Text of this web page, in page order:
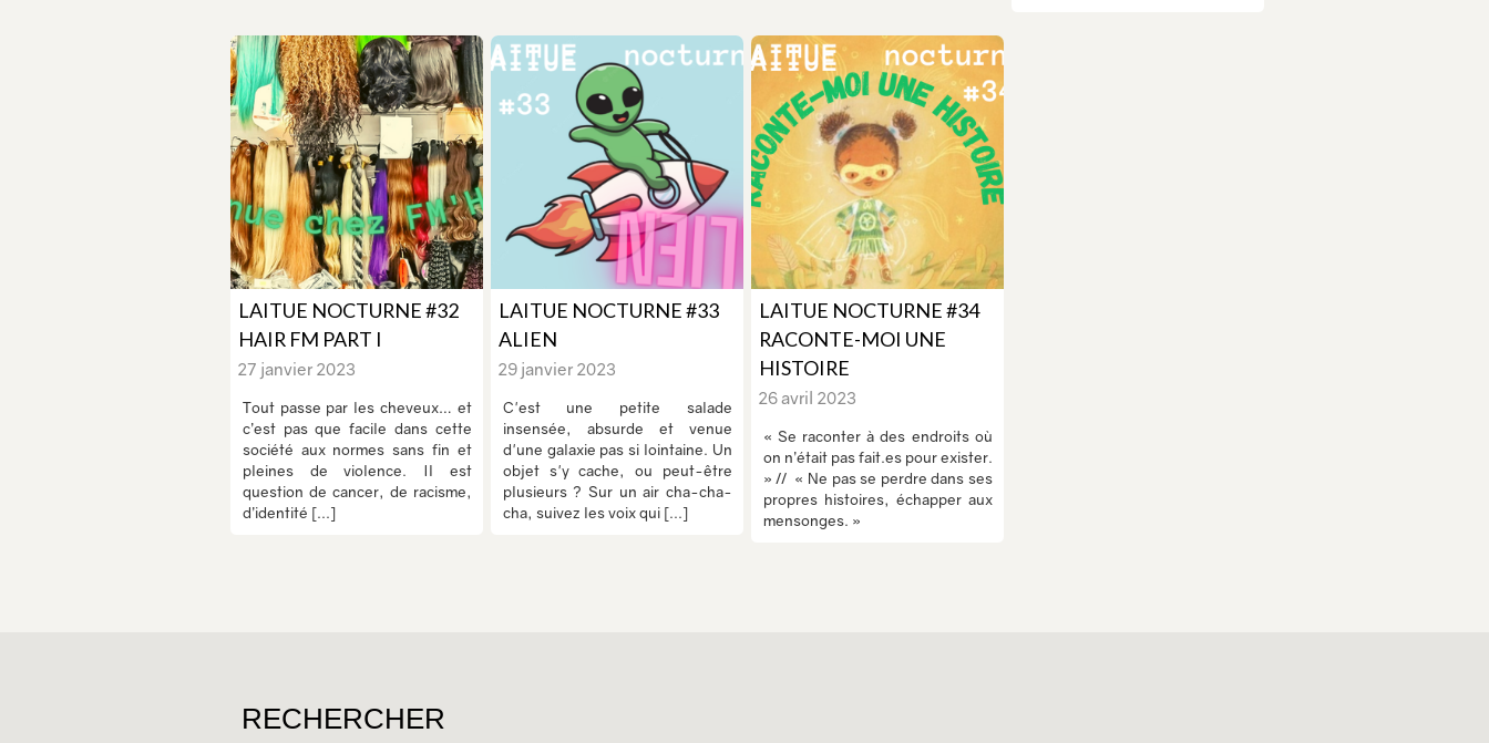
LAITUE NOCTURNE #32
HAIR FM PART I
27 janvier 2023
Tout passe par les cheveux… et
c’est pas que facile dans cette
société aux normes sans fin et
pleines de violence. Il est
question de cancer, de racisme,
d’identité [...]
LAITUE NOCTURNE #33
ALIEN
29 janvier 2023
C'est une petite salade
insensée, absurde et venue
d'une galaxie pas si lointaine. Un
objet s'y cache, ou peut-être
plusieurs ? Sur un air cha-cha-
cha, suivez les voix qui [...]
LAITUE NOCTURNE #34
RACONTE-MOI UNE
HISTOIRE
26 avril 2023
« Se raconter à des endroits où
on n’était pas fait.es pour exister.
» // « Ne pas se perdre dans ses
propres histoires, échapper aux
mensonges. »
RECHERCHER